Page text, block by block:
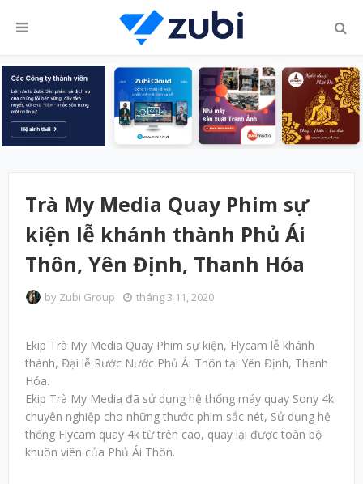
Trà My Media Quay Phim sự
kiện lễ khánh thành Phủ Ái
Thôn, Yên Định, Thanh Hóa
by Zubi Group tháng 3 11, 2020
Ekip Trà My Media Quay Phim sự kiện, Flycam lễ khánh
thành, Đại lễ Rước Nước Phủ Ái Thôn tại Yên Định, Thanh
Hóa.
Ekip Trà My Media đã sử dụng hệ thống máy quay Sony 4k
chuyên nghiệp cho những thước phim sắc nét, Sử dụng hệ
thống Flycam quay 4k từ trên cao, quay lại được toàn bộ
khuôn viên của Phủ Ái Thôn.